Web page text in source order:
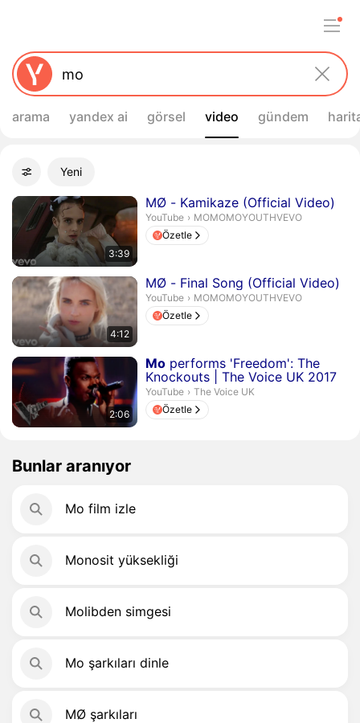
arama yandex ai görsel video gündem
FiltrelerYeni
Arama sonuçları
3:39
MØ - Kamikaze (Official Video)
Süre 3 dakika 39 saniye
YouTube › MOMOMOYOUTHVEVO.
MOMOMOYOUTHVEVO
Özetle
4:12
MØ - Final Song (Official Video)
Süre 4 dakika 12 saniye
YouTube › MOMOMOYOUTHVEVO.
MOMOMOYOUTHVEVO
Özetle
2:06
Mo performs 'Freedom': The
Knockouts | The Voice UK 2017
Süre 2 dakika 6 saniye
YouTube › The Voice UK.
The Voice UK
Özetle
Bunlar aranıyor
Mo film izle
Monosit yüksekliği
Molibden simgesi
Mo şarkıları dinle
MØ şarkıları